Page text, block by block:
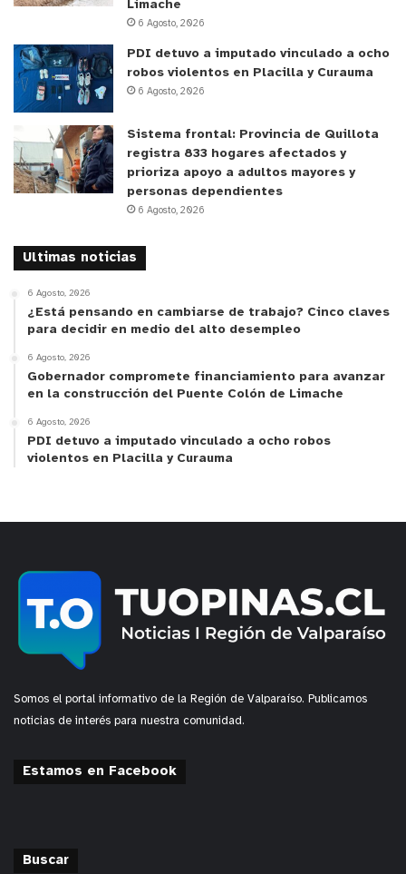
Sábado 10 de enero / 18:00 hrs. / Lugar: Sala
Estudio
Montaje: Algo va a cambiar
Compañía: La Vaina, Colectivo Creativo (Colombia).
y tú, ¿qué opinas?
Limache
6 Agosto, 2026
PDI detuvo a imputado vinculado a ocho
robos violentos en Placilla y Curauma
6 Agosto, 2026
Sistema frontal: Provincia de Quillota
registra 833 hogares afectados y
prioriza apoyo a adultos mayores y
personas dependientes
6 Agosto, 2026
Ultimas noticias
6 Agosto, 2026
¿Está pensando en cambiarse de trabajo? Cinco claves
para decidir en medio del alto desempleo
6 Agosto, 2026
Gobernador compromete financiamiento para avanzar
en la construcción del Puente Colón de Limache
6 Agosto, 2026
PDI detuvo a imputado vinculado a ocho robos
violentos en Placilla y Curauma
Somos el portal informativo de la Región de Valparaíso. Publicamos
noticias de interés para nuestra comunidad.
Estamos en Facebook
Buscar